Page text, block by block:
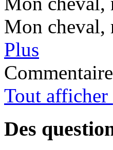
Mon cheval,
Plus
Tout afficher
Des